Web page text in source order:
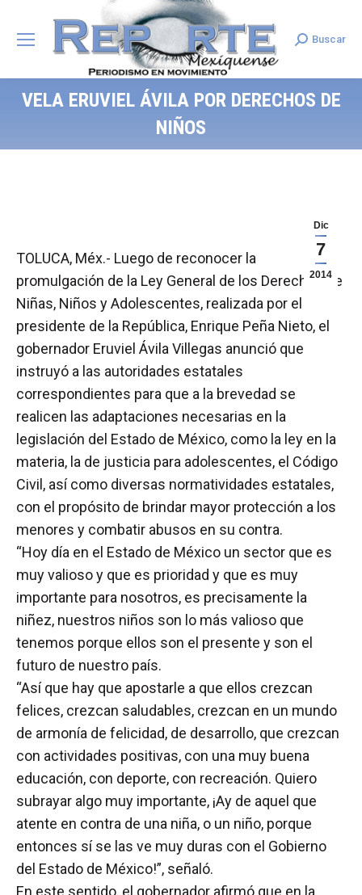
Search:
Buscar
VELA ERUVIEL ÁVILA POR DERECHOS DE
NIÑOS
Dic
7
2014
TOLUCA, Méx.- Luego de reconocer la
promulgación de la Ley General de los Derechos de
Niñas, Niños y Adolescentes, realizada por el
presidente de la República, Enrique Peña Nieto, el
gobernador Eruviel Ávila Villegas anunció que
instruyó a las autoridades estatales
correspondientes para que a la brevedad se
realicen las adaptaciones necesarias en la
legislación del Estado de México, como la ley en la
materia, la de justicia para adolescentes, el Código
Civil, así como diversas normatividades estatales,
con el propósito de brindar mayor protección a los
menores y combatir abusos en su contra.
“Hoy día en el Estado de México un sector que es
muy valioso y que es prioridad y que es muy
importante para nosotros, es precisamente la
niñez, nuestros niños son lo más valioso que
tenemos porque ellos son el presente y son el
futuro de nuestro país.
“Así que hay que apostarle a que ellos crezcan
felices, crezcan saludables, crezcan en un mundo
de armonía de felicidad, de desarrollo, que crezcan
con actividades positivas, con una muy buena
educación, con deporte, con recreación. Quiero
subrayar algo muy importante, ¡Ay de aquel que
atente en contra de una niña, o un niño, porque
entonces sí se las ve muy duras con el Gobierno
del Estado de México!”, señaló.